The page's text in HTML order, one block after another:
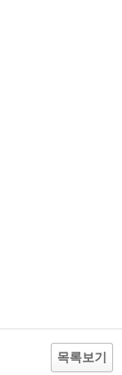
목록보기